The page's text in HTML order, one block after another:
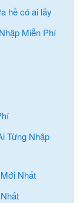
hề có ai lấy
Miễn Phí
Từng Nhập
Nhất